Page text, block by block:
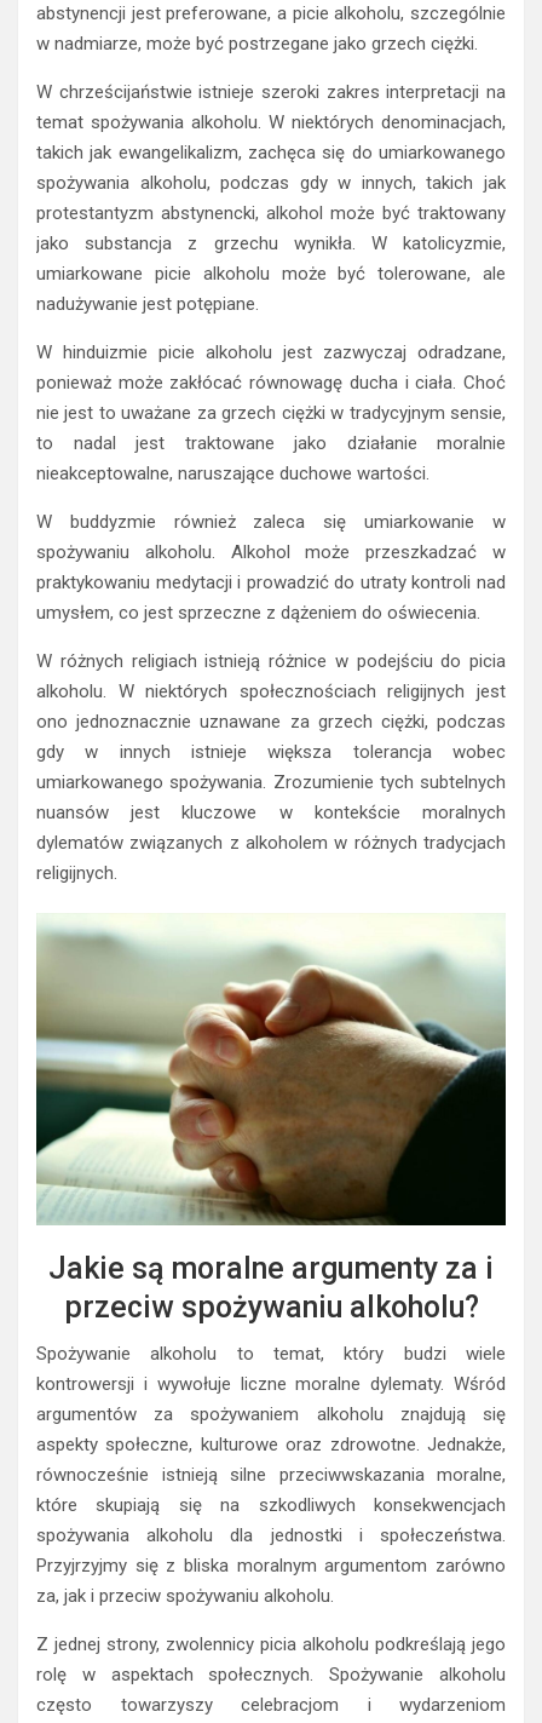
abstynencji jest preferowane, a picie alkoholu, szczególnie
w nadmiarze, może być postrzegane jako grzech ciężki.
W chrześcijaństwie istnieje szeroki zakres interpretacji na
temat spożywania alkoholu. W niektórych denominacjach,
takich jak ewangelikalizm, zachęca się do umiarkowanego
spożywania alkoholu, podczas gdy w innych, takich jak
protestantyzm abstynencki, alkohol może być traktowany
jako substancja z grzechu wynikła. W katolicyzmie,
umiarkowane picie alkoholu może być tolerowane, ale
nadużywanie jest potępiane.
W hinduizmie picie alkoholu jest zazwyczaj odradzane,
ponieważ może zakłócać równowagę ducha i ciała. Choć
nie jest to uważane za grzech ciężki w tradycyjnym sensie,
to nadal jest traktowane jako działanie moralnie
nieakceptowalne, naruszające duchowe wartości.
W buddyzmie również zaleca się umiarkowanie w
spożywaniu alkoholu. Alkohol może przeszkadzać w
praktykowaniu medytacji i prowadzić do utraty kontroli nad
umysłem, co jest sprzeczne z dążeniem do oświecenia.
W różnych religiach istnieją różnice w podejściu do picia
alkoholu. W niektórych społecznościach religijnych jest
ono jednoznacznie uznawane za grzech ciężki, podczas
gdy w innych istnieje większa tolerancja wobec
umiarkowanego spożywania. Zrozumienie tych subtelnych
nuansów jest kluczowe w kontekście moralnych
dylematów związanych z alkoholem w różnych tradycjach
religijnych.
Jakie są moralne argumenty za i
przeciw spożywaniu alkoholu?
Spożywanie alkoholu to temat, który budzi wiele
kontrowersji i wywołuje liczne moralne dylematy. Wśród
argumentów za spożywaniem alkoholu znajdują się
aspekty społeczne, kulturowe oraz zdrowotne. Jednakże,
równocześnie istnieją silne przeciwwskazania moralne,
które skupiają się na szkodliwych konsekwencjach
spożywania alkoholu dla jednostki i społeczeństwa.
Przyjrzyjmy się z bliska moralnym argumentom zarówno
za, jak i przeciw spożywaniu alkoholu.
Z jednej strony, zwolennicy picia alkoholu podkreślają jego
rolę w aspektach społecznych. Spożywanie alkoholu
często towarzyszy celebracjom i wydarzeniom